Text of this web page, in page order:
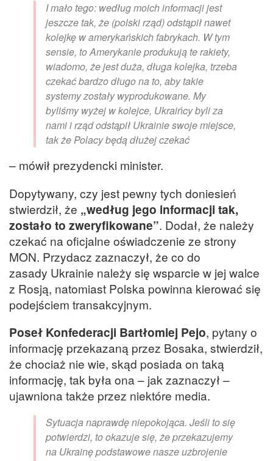
I mało tego: według moich informacji jest
jeszcze tak, że (polski rząd) odstąpił nawet
kolejkę w amerykańskich fabrykach. W tym
sensie, to Amerykanie produkują te rakiety,
wiadomo, że jest duża, długa kolejka, trzeba
czekać bardzo długo na to, aby takie
systemy zostały wyprodukowane. My
byliśmy wyżej w kolejce, Ukraińcy byli za
nami i rząd odstąpił Ukrainie swoje miejsce,
tak że Polacy będą dłużej czekać
– mówił prezydencki minister.
Dopytywany, czy jest pewny tych doniesień
stwierdził, że „według jego informacji tak,
zostało to zweryfikowane”. Dodał, że należy
czekać na oficjalne oświadczenie ze strony
MON. Przydacz zaznaczył, że co do
zasady Ukrainie należy się wsparcie w jej walce
z Rosją, natomiast Polska powinna kierować się
podejściem transakcyjnym.
Poseł Konfederacji Bartłomiej Pejo, pytany o
informację przekazaną przez Bosaka, stwierdził,
że chociaż nie wie, skąd posiada on taką
informację, tak była ona – jak zaznaczył –
ujawniona także przez niektóre media.
Sytuacja naprawdę niepokojąca. Jeśli to się
potwierdzi, to okazuje się, że przekazujemy
na Ukrainę podstawowe nasze uzbrojenie